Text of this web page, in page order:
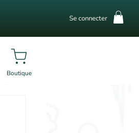
Se connecter
Boutique